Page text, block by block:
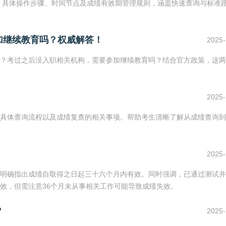
体操作步骤、时间节点及成绩有效期管理规则，涵盖快速查询与标准
续教育吗？权威解答！
考过之后没入职相关机构，需要参加继续教育吗？结合官方政策，这
体查询流程以及成绩复查的相关事项。帮助考生清晰了解从成绩查询
确指出成绩自取得之日起三十六个月内有效。同时强调，已通过测试
但需注意36个月未从事相关工作可能导致成绩失效。